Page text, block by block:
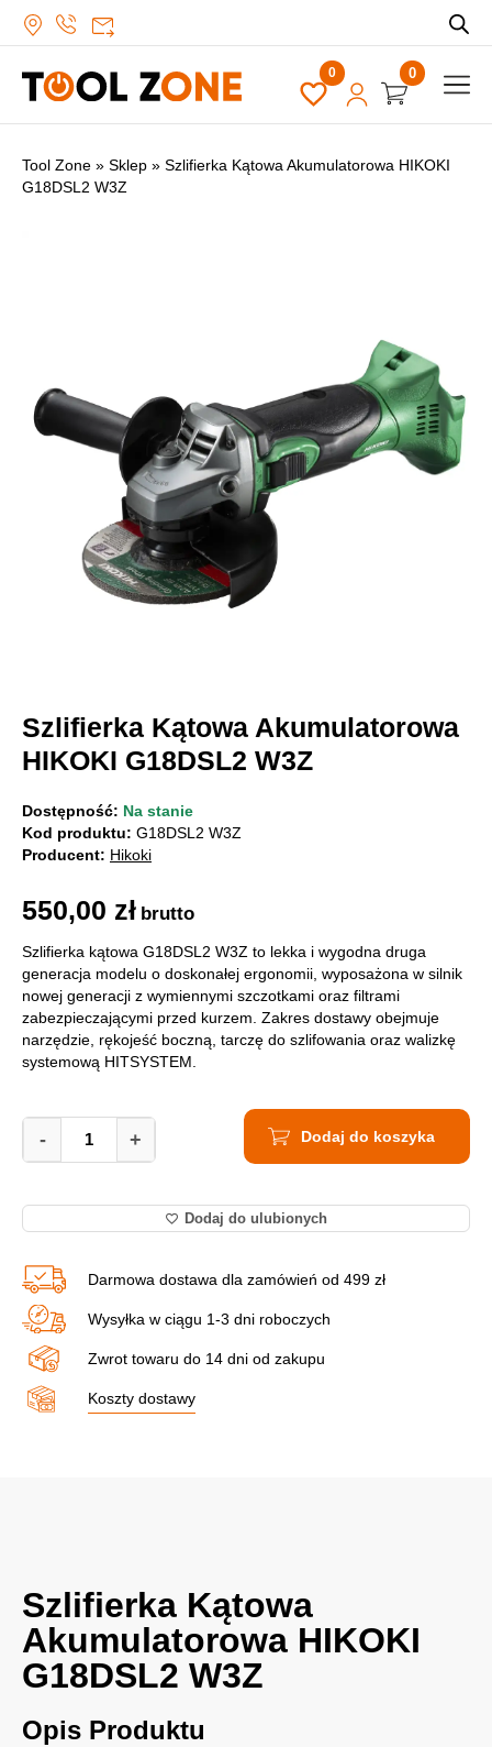
0
Tool Zone » Sklep » Szlifierka Kątowa Akumulatorowa HIKOKI
G18DSL2 W3Z
Szlifierka Kątowa Akumulatorowa
HIKOKI G18DSL2 W3Z
Dostępność: Na stanie
Kod produktu: G18DSL2 W3Z
Producent: Hikoki
550,00 zł brutto
Szlifierka kątowa G18DSL2 W3Z to lekka i wygodna druga
generacja modelu o doskonałej ergonomii, wyposażona w silnik
nowej generacji z wymiennymi szczotkami oraz filtrami
zabezpieczającymi przed kurzem. Zakres dostawy obejmuje
narzędzie, rękojeść boczną, tarczę do szlifowania oraz walizkę
systemową HITSYSTEM.
Szlifierka
Kątowa
Akumulatorowa
G18DSL2
W3Z
- + Dodaj do koszyka
Dodaj do ulubionych
Darmowa dostawa dla zamówień od 499 zł
Wysyłka w ciągu 1-3 dni roboczych
Zwrot towaru do 14 dni od zakupu
Koszty dostawy
Szlifierka Kątowa
Akumulatorowa HIKOKI
G18DSL2 W3Z
Opis Produktu